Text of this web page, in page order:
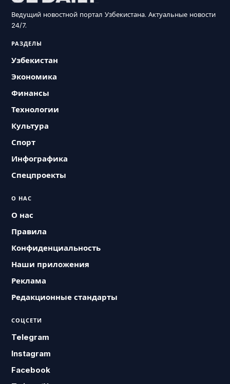
Ведущий новостной портал Узбекистана. Актуальные новости
24/7.
РАЗДЕЛЫ
Узбекистан
Экономика
Финансы
Технологии
Культура
Спорт
Инфографика
Спецпроекты
О НАС
О нас
Правила
Конфиденциальность
Наши приложения
Реклама
Редакционные стандарты
СОЦСЕТИ
Telegram
Instagram
Facebook